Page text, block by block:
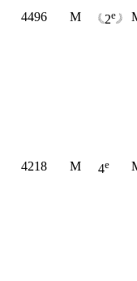
4496 M 2e
4218 M 4e